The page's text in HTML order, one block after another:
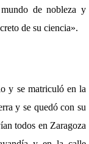
de nobleza y
de su ciencia».
y se matriculó en la
y se quedó con su
todos en Zaragoza